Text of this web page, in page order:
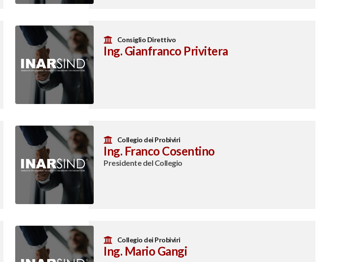
Consiglio Direttivo
Ing. Gianfranco Privitera
Collegio dei Probiviri
Ing. Franco Cosentino
Presidente del Collegio
Collegio dei Probiviri
Ing. Mario Gangi